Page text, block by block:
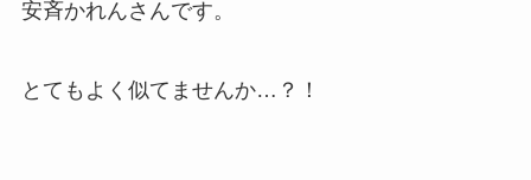
安斉かれんさんです。
とてもよく似てませんか…？！